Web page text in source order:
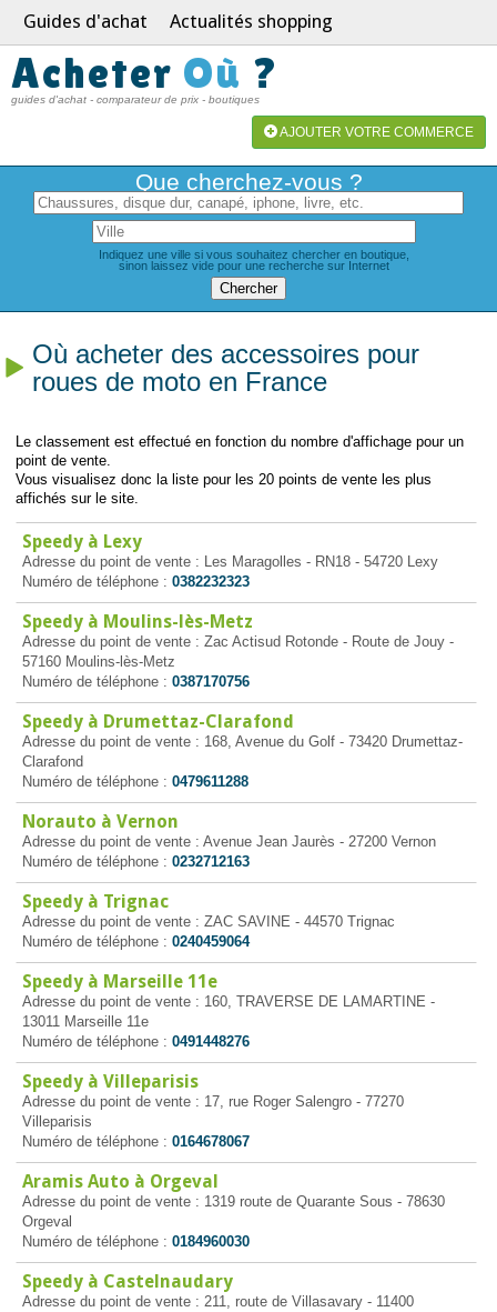
Guides d'achat Actualités shopping
Acheter Où ?
guides d'achat - comparateur de prix - boutiques
AJOUTER VOTRE COMMERCE
Que cherchez-vous ?
Indiquez une ville si vous souhaitez chercher en boutique,
sinon laissez vide pour une recherche sur Internet
Où acheter des accessoires pour
roues de moto en France
Le classement est effectué en fonction du nombre d'affichage pour un
point de vente.
Vous visualisez donc la liste pour les 20 points de vente les plus
affichés sur le site.
Speedy à Lexy
Adresse du point de vente : Les Maragolles - RN18 - 54720 Lexy
Numéro de téléphone : 0382232323
Speedy à Moulins-lès-Metz
Adresse du point de vente : Zac Actisud Rotonde - Route de Jouy -
57160 Moulins-lès-Metz
Numéro de téléphone : 0387170756
Speedy à Drumettaz-Clarafond
Adresse du point de vente : 168, Avenue du Golf - 73420 Drumettaz-
Clarafond
Numéro de téléphone : 0479611288
Norauto à Vernon
Adresse du point de vente : Avenue Jean Jaurès - 27200 Vernon
Numéro de téléphone : 0232712163
Speedy à Trignac
Adresse du point de vente : ZAC SAVINE - 44570 Trignac
Numéro de téléphone : 0240459064
Speedy à Marseille 11e
Adresse du point de vente : 160, TRAVERSE DE LAMARTINE -
13011 Marseille 11e
Numéro de téléphone : 0491448276
Speedy à Villeparisis
Adresse du point de vente : 17, rue Roger Salengro - 77270
Villeparisis
Numéro de téléphone : 0164678067
Aramis Auto à Orgeval
Adresse du point de vente : 1319 route de Quarante Sous - 78630
Orgeval
Numéro de téléphone : 0184960030
Speedy à Castelnaudary
Adresse du point de vente : 211, route de Villasavary - 11400